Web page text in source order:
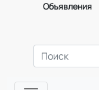
Объявления